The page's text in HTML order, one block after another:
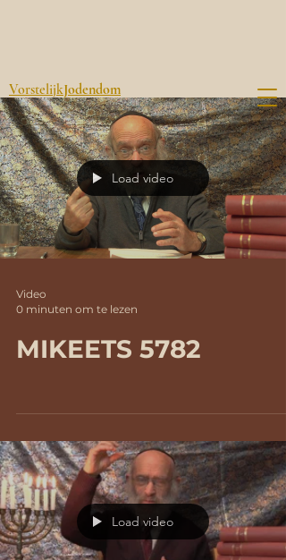
VorstelijkJodendom
Load video
Video
0 minuten om te lezen
MIKEETS 5782
Load video